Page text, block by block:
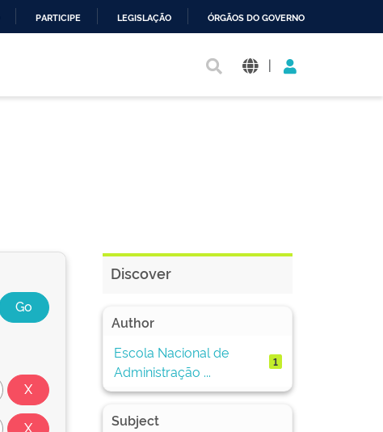
PARTICIPE LEGISLAÇÃO ÓRGÃOS DO GOVERNO
|
Discover
Author
Escola Nacional de
Administração ...
1
Subject